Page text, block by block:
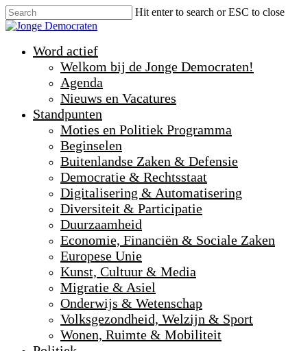
Hit enter to search or ESC to close
Word actief
Welkom bij de Jonge Democraten!
Agenda
Nieuws en Vacatures
Standpunten
Moties en Politiek Programma
Beginselen
Buitenlandse Zaken & Defensie
Democratie & Rechtsstaat
Digitalisering & Automatisering
Diversiteit & Participatie
Duurzaamheid
Economie, Financiën & Sociale Zaken
Europese Unie
Kunst, Cultuur & Media
Migratie & Asiel
Onderwijs & Wetenschap
Volksgezondheid, Welzijn & Sport
Wonen, Ruimte & Mobiliteit